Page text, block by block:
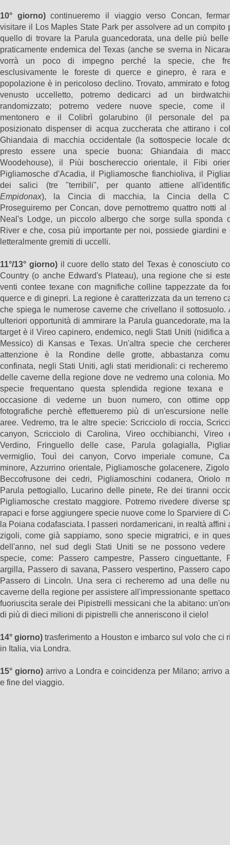
10° giorno)continueremo il viaggio verso Concan,
visitare il Los Maples State Park per assolvere ad un compito
quello di trovare la Parula guancedorata, una delle più belle
praticamente endemica del Texas (anche se sverna in
vorrà un poco di impegno perché la specie, che
esclusivamente le foreste di querce e ginepro, è rara
popolazione è in pericoloso declino. Trovato, ammirato e
venusto uccelletto, potremo dedicarci ad un
randomizzato; potremo vedere nuove specie, come il
mentonero e il Colibrì golarubino (il personale del
posizionato dispenser di acqua zuccherata che attirano i
Ghiandaia di macchia occidentale (la sottospecie locale
presto essere una specie buona: Ghiandaia di
Woodehouse), il Piùi boschereccio orientale, il Fibi
Pigliamosche d'Acadia, il Pigliamosche fianchioliva, il
dei salici (tre "terribili", per quanto attiene
Empidonax), la Cincia di macchia, la Cincia della
Proseguiremo per Concan, dove pernottremo quattro notti al
Neal's Lodge, un piccolo albergo che sorge sulla sponda
River e che, cosa più importante per noi, possiede giardini e
letteralmente gremiti di uccelli.
11°/13° giorno)il cuore dello stato del Texas è conosciuto
Country (o anche Edward's Plateau), una regione che si
venti contee texane con magnifiche colline tappezzate da
querce e di ginepri. La regione è caratterizzata da un terreno
che spiega le numerose caverne che crivellano il sottosuolo.
ulteriori opportunità di ammirare la Parula guancedorate, ma
target è il Vireo capinero, endemico, negli Stati Uniti (nidifica
Messico) di Kansas e Texas. Un'altra specie che
attenzione è la Rondine delle grotte, abbastanza
confinata, negli Stati Uniti, agli stati meridionali: ci
delle caverne della regione dove ne vedremo una colonia.
specie frequentano questa splendida regione texana e
occasione di vederne un buon numero, con ottime
fotografiche perchè effettueremo più di un'escursione
aree. Vedremo, tra le altre specie: Scricciolo di roccia,
canyon, Scricciolo di Carolina, Vireo occhibianchi, Vireo
Verdino, Fringuello delle case, Parula golagialla,
vermiglio, Touì dei canyon, Corvo imperiale comune,
minore, Azzurrino orientale, Pigliamosche golacenere,
Beccofrusone dei cedri, Pigliamoschini codanera, Oriolo
Parula pettogiallo, Lucarino delle pinete, Re dei tiranni
Pigliamosche crestato maggiore. Potremo rivedere diverse
rapaci e forse aggiungere specie nuove come lo Sparviere di
la Poiana codafasciata. I passeri nordamericani, in realtà affini
zigoli, come già sappiamo, sono specie migratrici, e in
dell'anno, nel sud degli Stati Uniti se ne possono vedere
specie, come: Passero campestre, Passero cinguettante,
argilla, Passero di savana, Passero vespertino, Passero
Passero di Lincoln. Una sera ci recheremo ad una delle
caverne della regione per assistere all'impressionante
fuoriuscita serale dei Pipistrelli messicani che la abitano:
di più di dieci milioni di pipistrelli che anneriscono il cielo!
14° giorno) trasferimento a Houston e imbarco sul volo che ci
in Italia, via Londra.
15° giorno) arrivo a Londra e coincidenza per Milano; arrivo
e fine del viaggio.